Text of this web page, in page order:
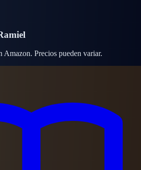
Amazon. Precios pueden variar.